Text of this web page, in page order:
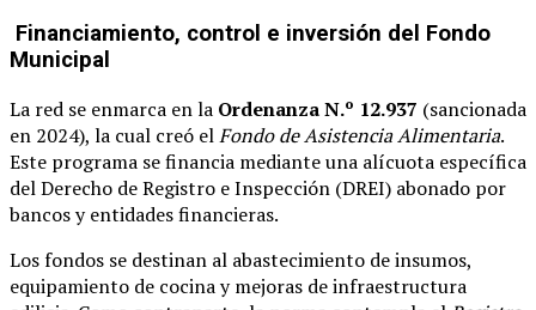
Financiamiento, control e inversión del Fondo
Municipal
La red se enmarca en la Ordenanza N.º 12.937 (sancionada
en 2024), la cual creó elFondo de Asistencia Alimentaria.
Este programa se financia mediante una alícuota específica
del Derecho de Registro e Inspección (DREI) abonado por
bancos y entidades financieras.
Los fondos se destinan al abastecimiento de insumos,
equipamiento de cocina y mejoras de infraestructura